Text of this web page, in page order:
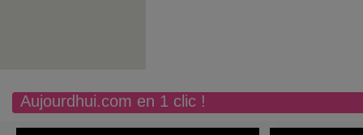
Aujourdhui.com en 1 clic !